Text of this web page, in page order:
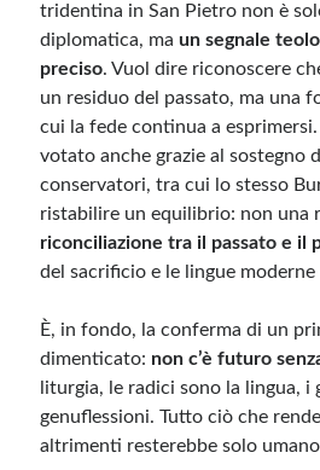
tridentina in San Pietro non è
diplomatica, maun segnale
preciso. Vuol dire riconoscere
un residuo del passato, ma una
cui la fede continua a
votato anche grazie al sostegno
conservatori, tra cui lo stesso
ristabilire un equilibrio: non una
riconciliazione tra il passato e il
del sacrificio e le lingue
È, in fondo, la conferma di un
dimenticato: non c’è futuro
liturgia, le radici sono la lingua, i
genuflessioni. Tutto ciò che
altrimenti resterebbe solo